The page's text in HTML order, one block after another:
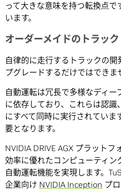
って大きな意味を持つ転換点で
います。
オーダーメイドのトラック
自律的に走行するトラックの
プグレードするだけではできま
自動運転は冗長で多様なディー
に依存しており、これらは認
にすべて同時に実行されてい
要となります。
NVIDIA DRIVE AGX プラット
効率に優れたコンピューティン
自動運転機能を実現します。
企業向け NVIDIA Inception プ